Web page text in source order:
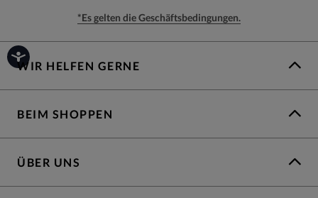
*Es gelten die Geschäftsbedingungen.
WIR HELFEN GERNE
BEIM SHOPPEN
ÜBER UNS